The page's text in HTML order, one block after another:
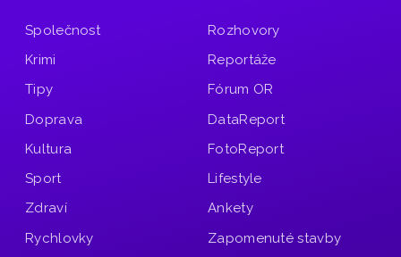
Společnost
Krimi
Tipy
Doprava
Kultura
Sport
Zdraví
Rychlovky
Rozhovory
Reportáže
Fórum OR
DataReport
FotoReport
Lifestyle
Ankety
Zapomenuté stavby